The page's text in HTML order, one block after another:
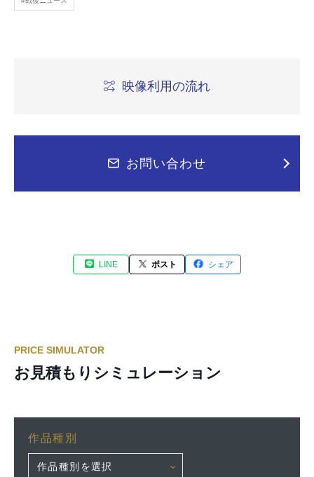
映像利用の流れ
お問い合わせ
LINE ポスト シェア
PRICE SIMULATOR
お見積もりシミュレーション
作品種別